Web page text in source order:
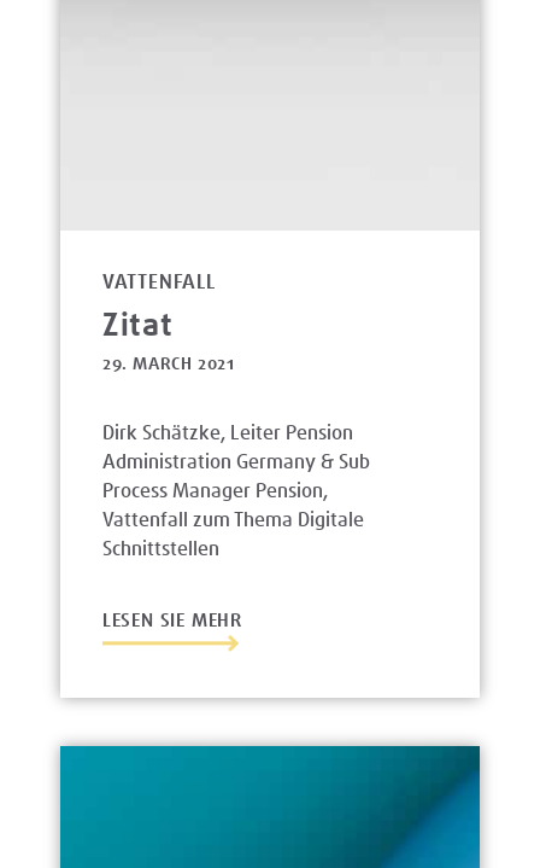
VATTENFALL
Zitat
29. MARCH 2021
Dirk Schätzke, Leiter Pension
Administration Germany & Sub
Process Manager Pension,
Vattenfall zum Thema Digitale
Schnittstellen
LESEN SIE MEHR